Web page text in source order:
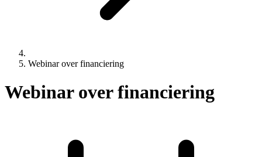
Webinar over financiering
Webinar over financiering